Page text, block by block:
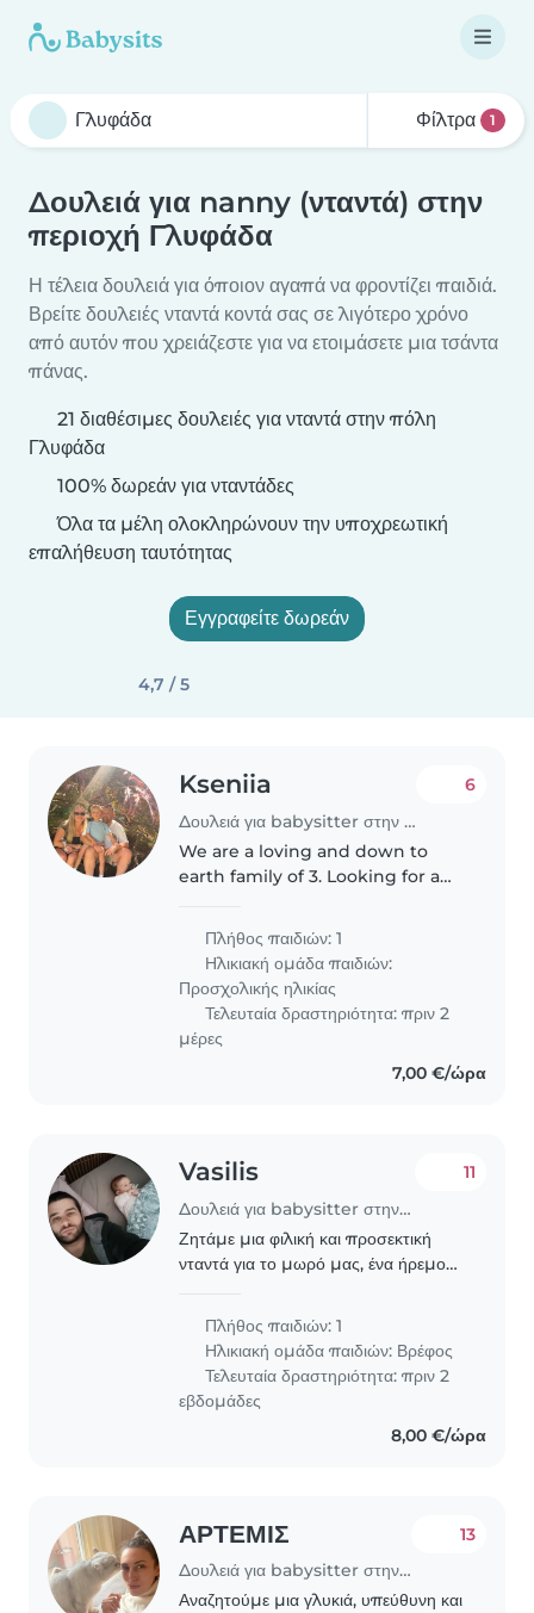
Φίλτρα 1
Δουλειά για nanny (νταντά) στην
περιοχή Γλυφάδα
Η τέλεια δουλειά για όποιον αγαπά να φροντίζει παιδιά.
Βρείτε δουλειές νταντά κοντά σας σε λιγότερο χρόνο
από αυτόν που χρειάζεστε για να ετοιμάσετε μια τσάντα
πάνας.
21 διαθέσιμες δουλειές για νταντά στην πόλη
Γλυφάδα
100% δωρεάν για νταντάδες
Όλα τα μέλη ολοκληρώνουν την υποχρεωτική
επαλήθευση ταυτότητας
Εγγραφείτε δωρεάν
4,7 / 5
Kseniia
Δουλειά για babysitter στην περιοχή Γλυφάδα
6
We are a loving and down to
earth family of 3. Looking for a
Πλήθος παιδιών: 1
Ηλικιακή ομάδα παιδιών:
Προσχολικής ηλικίας
Τελευταία δραστηριότητα: πριν 2
μέρες
7,00 €/ώρα
Vasilis
Δουλειά για babysitter στην περιοχή Γλυφάδα
11
Ζητάμε μια φιλική και προσεκτική
νταντά για το μωρό μας, ένα ήρεμο
Πλήθος παιδιών: 1
Ηλικιακή ομάδα παιδιών: Βρέφος
Τελευταία δραστηριότητα: πριν 2
εβδομάδες
8,00 €/ώρα
ΑΡΤΕΜΙΣ
Δουλειά για babysitter στην περιοχή Γλυφάδα
13
Αναζητούμε μια γλυκιά, υπεύθυνη και